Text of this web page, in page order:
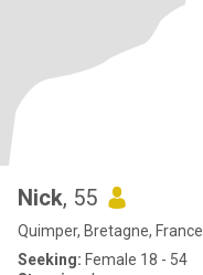
Nick, 55
Quimper, Bretagne, France
Seeking: Female 18 - 54